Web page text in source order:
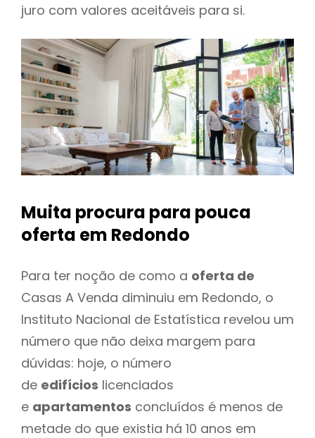
juro com valores aceitáveis para si.
Muita procura para pouca
oferta em Redondo
Para ter noção de como a oferta de
Casas A Venda diminuiu em Redondo, o
Instituto Nacional de Estatística revelou um
número que não deixa margem para
dúvidas: hoje, o número
de edifícios licenciados
e apartamentos concluídos é menos de
metade do que existia há 10 anos em